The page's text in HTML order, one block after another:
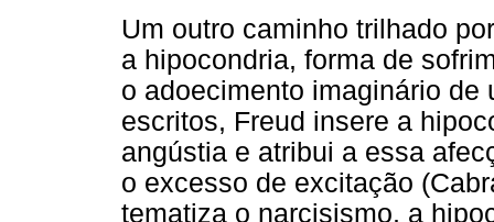
Um outro caminho trilhado
a hipocondria, forma de
o adoecimento imaginário de
escritos, Freud insere a
angústia e atribui a essa
o excesso de excitação
tematiza o narcisismo, a